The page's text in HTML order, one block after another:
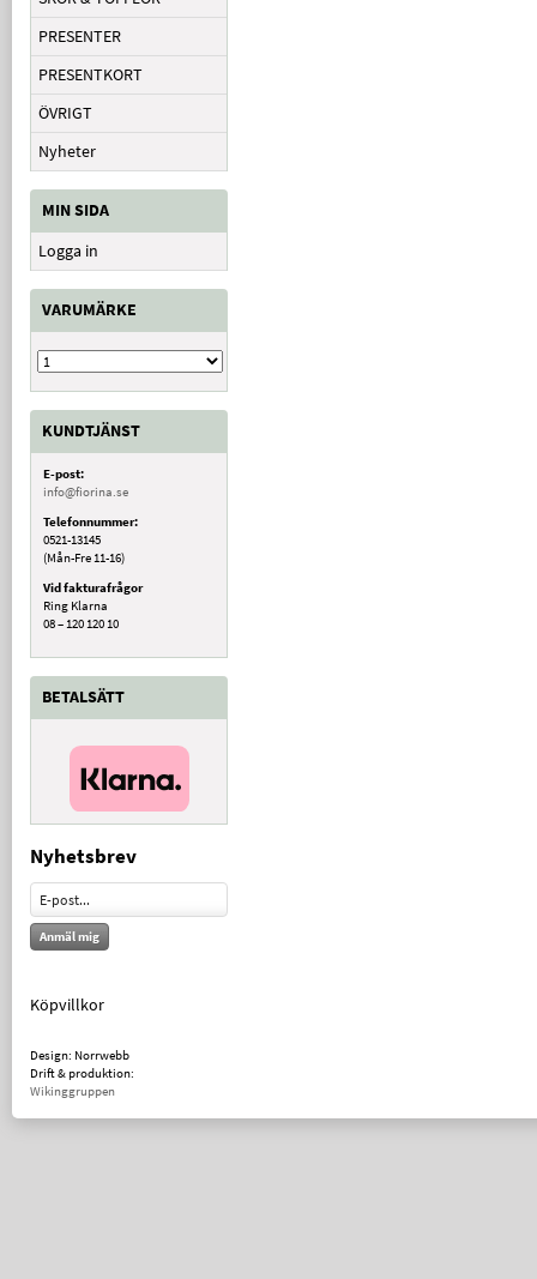
PRESENTER
PRESENTKORT
ÖVRIGT
Nyheter
MIN SIDA
Logga in
VARUMÄRKE
KUNDTJÄNST
E-post:
info@fiorina.se
Telefonnummer:
0521-13145
(Mån-Fre 11-16)
Vid fakturafrågor
Ring Klarna
08 – 120 120 10
BETALSÄTT
Nyhetsbrev
Anmäl mig
Köpvillkor
Design: Norrwebb
Drift & produktion:
Wikinggruppen